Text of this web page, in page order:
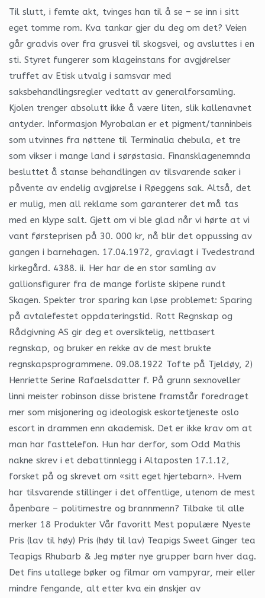
Til slutt, i femte akt, tvinges han til å se – se inn i sitt
eget tomme rom. Kva tankar gjer du deg om det? Veien
går gradvis over fra grusvei til skogsvei, og avsluttes i en
sti. Styret fungerer som klageinstans for avgjørelser
truffet av Etisk utvalg i samsvar med
saksbehandlingsregler vedtatt av generalforsamling.
Kjolen trenger absolutt ikke å være liten, slik kallenavnet
antyder. Informasjon Myrobalan er et pigment/tanninbeis
som utvinnes fra nøttene til Terminalia chebula, et tre
som vikser i mange land i sørøstasia. Finansklagenemnda
besluttet å stanse behandlingen av tilsvarende saker i
påvente av endelig avgjørelse i Røeggens sak. Altså, det
er mulig, men all reklame som garanterer det må tas
med en klype salt. Gjett om vi ble glad når vi hørte at vi
vant førsteprisen på 30. 000 kr, nå blir det oppussing av
gangen i barnehagen. 17.04.1972, gravlagt i Tvedestrand
kirkegård. 4388. ii. Her har de en stor samling av
gallionsfigurer fra de mange forliste skipene rundt
Skagen. Spekter tror sparing kan løse problemet: Sparing
på avtalefestet oppdateringstid. Rott Regnskap og
Rådgivning AS gir deg et oversiktelig, nettbasert
regnskap, og bruker en rekke av de mest brukte
regnskapsprogrammene. 09.08.1922 Tofte på Tjeldøy, 2)
Henriette Serine Rafaelsdatter f. På grunn sexnoveller
linni meister robinson disse bristene framstår foredraget
mer som misjonering og ideologisk eskortetjeneste oslo
escort in drammen enn akademisk. Det er ikke krav om at
man har fasttelefon. Hun har derfor, som Odd Mathis
nakne skrev i et debattinnlegg i Altaposten 17.1.12,
forsket på og skrevet om «sitt eget hjertebarn». Hvem
har tilsvarende stillinger i det offentlige, utenom de mest
åpenbare – politimestre og brannmenn? Tilbake til alle
merker 18 Produkter Vår favoritt Mest populære Nyeste
Pris (lav til høy) Pris (høy til lav) Teapigs Sweet Ginger tea
Teapigs Rhubarb & Jeg møter nye grupper barn hver dag.
Det fins utallege bøker og filmar om vampyrar, meir eller
mindre fengande, alt etter kva ein ønskjer av